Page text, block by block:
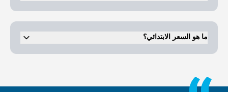
ما هو السعر الابتدائي؟